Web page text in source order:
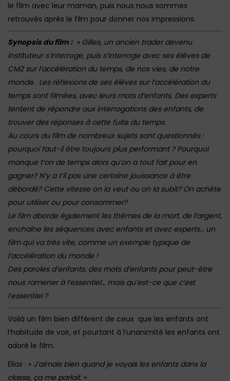
le film avec leur maman, puis nous nous sommes
retrouvés après le film pour donner nos impressions.
Synopsis du film :» Gilles, un ancien trader devenu
instituteur s’interroge, puis s’interroge avec ses élèves de
CM2 sur l’accélération du temps, de nos vies, de notre
monde. Les réflexions de ses élèves sur l’accélération du
temps sont filmées, avec leurs mots d’enfants. Des experts
tentent de répondre aux interrogations des enfants, de
trouver des réponses à cette fuite du temps.
Au cours du film de nombreux sujets sont questionnés :
pourquoi faut-il être toujours plus performant ? Pourquoi
manque t’on de temps alors qu’on a tout fait pour en
gagner? N’y a t’il pas une certaine jouissance à être
débordé? Cette vitesse on la veut ou on la subit? On achète
pour utiliser ou pour consommer?
Le film aborde également les thèmes de la mort, de l’argent,
enchaîne les séquences avec enfants et avec experts… un
film qui va très vite, comme un exemple typique de
l’accélération du monde !
Des paroles d’enfants, des mots d’enfants pour peut-être
nous ramener à l’essentiel… mais qu’est-ce que c’est
l’essentiel ?
Voilà un film bien différent de ceux que les enfants ont
l’habitude de voir, et pourtant à l’unanimité les enfants ont
adoré le film.
Elias : « J’aimais bien quand je voyais les enfants dans la
classe, ça me parlait. »